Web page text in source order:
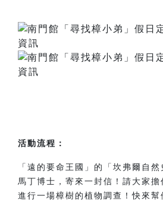
活動流程：
「遠的要命王國」的「坎弗爾自
馬丁博士，寄來一封信！請大家
進行一場樟樹的植物調查！快來